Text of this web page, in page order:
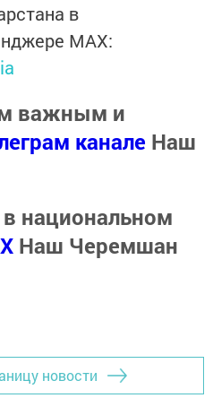
в
MАХ:
важным и
канале Наш
национальном
Наш Черемшан
новости